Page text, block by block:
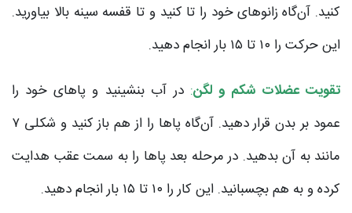
کنید. آن‌گاه زانوهای خود را تا کنید و تا قفسه سینه بالا بیاورید.
این حرکت را ۱۰ تا ۱۵ بار انجام دهید.
تقویت عضلات شکم و لگن: در آب بنشینید و پاهای خود را
عمود بر بدن قرار دهید. آن‌گاه پاها را از هم باز کنید و شکلی ۷
مانند به آن بدهید. در مرحله بعد پاها را به سمت عقب هدایت
کرده و به هم بچسبانید. این کار را ۱۰ تا ۱۵ بار انجام دهید.